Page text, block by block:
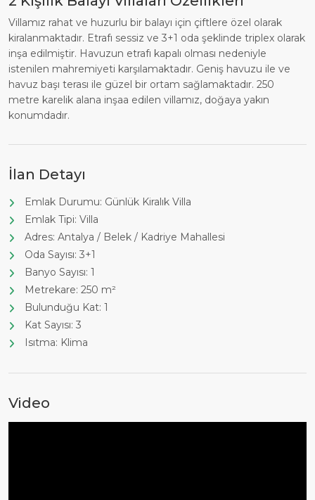
Villamız rahat ve huzurlu bir balayı için çiftlere özel olarak
kiralanmaktadır. Etrafı sessiz ve 3+1 oda şeklinde triplex olarak
inşa edilmiştir. Havuzun etrafı kapalı olması nedeniyle
istenilen mahremiyeti karşılamaktadır. Geniş havuzu ile ve
havuz başı terası ile güzel bir ortam sağlamaktadır. 250
metre karelik alana inşaa edilen villamız, doğaya yakın
konumdadır.
İlan Detayı
Emlak Durumu: Günlük Kiralık Villa
Emlak Tipi: Villa
Adres: Antalya / Belek / Kadriye Mahallesi
Oda Sayısı: 3+1
Banyo Sayısı: 1
Metrekare: 250 m²
Bulunduğu Kat: 1
Kat Sayısı: 3
Isıtma: Klima
Video